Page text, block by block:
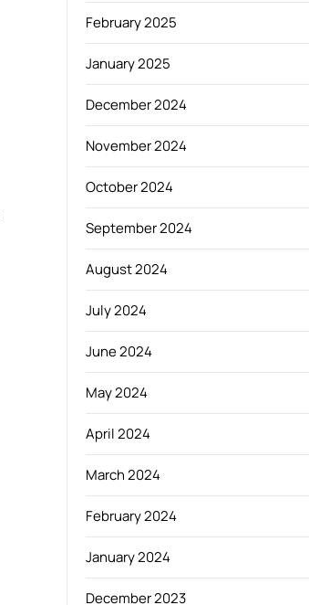
February 2025
January 2025
December 2024
November 2024
October 2024
September 2024
August 2024
July 2024
June 2024
May 2024
April 2024
March 2024
February 2024
January 2024
December 2023